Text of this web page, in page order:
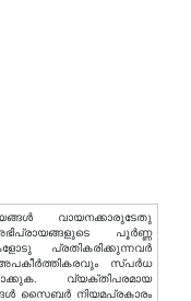
വായനക്കാരുടേതു
പൂർണ്ണ
പ്രതികരിക്കുന്നവര്‍
സ്പര്‍ധ
വ്യക്തിപരമായ
സൈബര്‍ നിയമപ്രകാരം